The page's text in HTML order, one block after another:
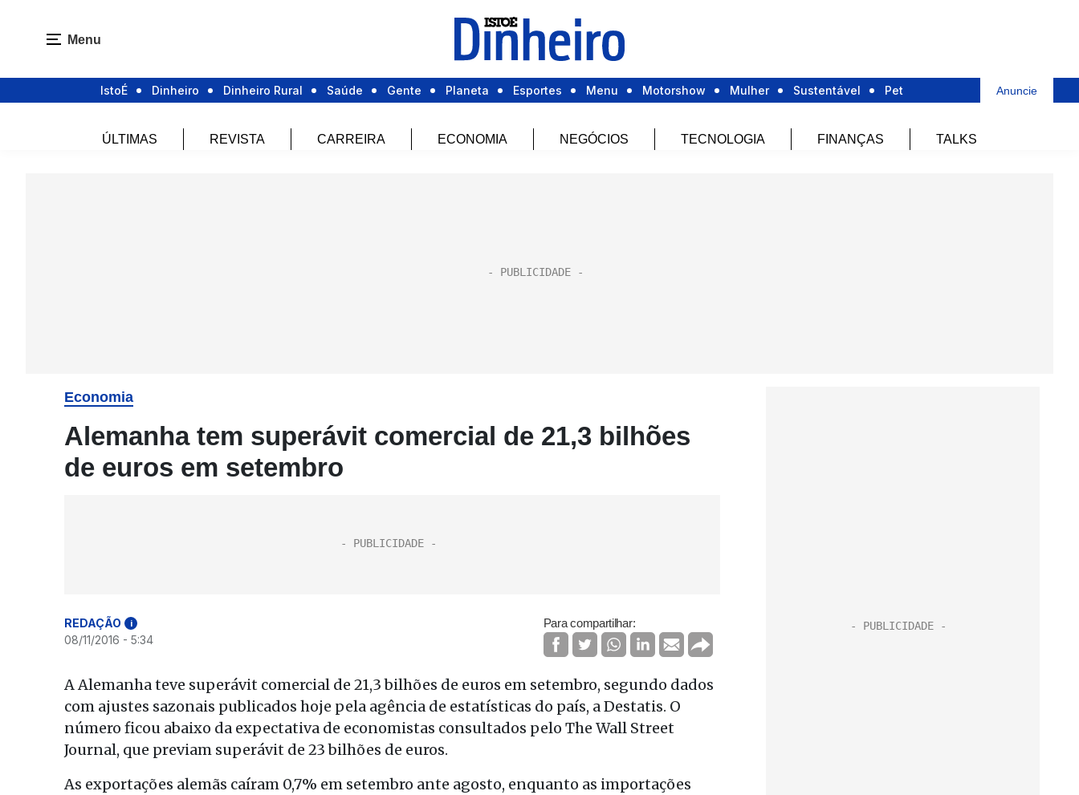
Menu
IstoÉ Dinheiro Dinheiro Rural Saúde Gente Planeta Esportes Menu Motorshow Mulher Sustentável Pet Anuncie
ÚLTIMAS REVISTA CARREIRA ECONOMIA NEGÓCIOS TECNOLOGIA FINANÇAS TALKS
Economia
Alemanha tem superávit comercial de 21,3 bilhões
de euros em setembro
REDAÇÃO i
08/11/2016 - 5:34
Para compartilhar:
A Alemanha teve superávit comercial de 21,3 bilhões de euros em setembro, segundo dados
com ajustes sazonais publicados hoje pela agência de estatísticas do país, a Destatis. O
número ficou abaixo da expectativa de economistas consultados pelo The Wall Street
Journal, que previam superávit de 23 bilhões de euros.
As exportações alemãs caíram 0,7% em setembro ante agosto, enquanto as importações